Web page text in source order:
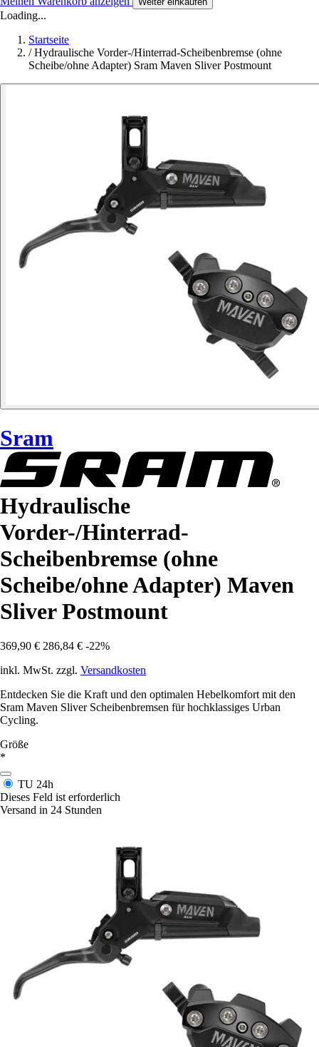
Loading...
Startseite
/ Hydraulische Vorder-/Hinterrad-Scheibenbremse (ohne
Scheibe/ohne Adapter) Sram Maven Sliver Postmount
Sram
Hydraulische
Vorder-/Hinterrad-
Scheibenbremse (ohne
Scheibe/ohne Adapter) Maven
Sliver Postmount
369,90 € 286,84 € -22%
inkl. MwSt. zzgl. Versandkosten
Entdecken Sie die Kraft und den optimalen Hebelkomfort mit den
Sram Maven Sliver Scheibenbremsen für hochklassiges Urban
Cycling.
Größe
*
TU 24h
Dieses Feld ist erforderlich
Versand in 24 Stunden